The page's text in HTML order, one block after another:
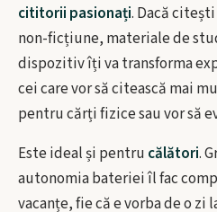
cititorii pasionați. Dacă
non-ficțiune, materiale de
dispozitiv îți va transforma
cei care vor să citească mai
pentru cărți fizice sau vor să
Este ideal și pentru călători.
autonomia bateriei îl fac
vacanțe, fie că e vorba de o zi